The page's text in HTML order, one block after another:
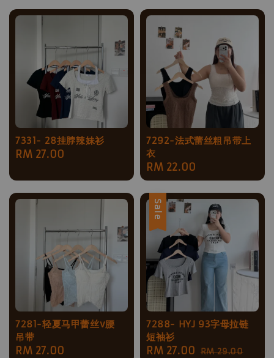
7331- 28挂脖辣妹衫
Regular
RM 27.00
7292-法式蕾丝粗吊带上
衣
Regular
price
RM 22.00
7281-轻夏马甲蕾丝v腰
吊带
Regular
RM 27.00
Sale
7288- HYJ 93字母拉链
短袖衫
Sale
RM 27.00 Regular
RM 29.00